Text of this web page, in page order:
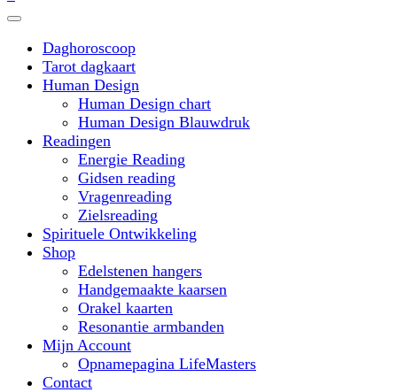
Daghoroscoop
Tarot dagkaart
Human Design
Human Design chart
Human Design Blauwdruk
Readingen
Energie Reading
Gidsen reading
Vragenreading
Zielsreading
Spirituele Ontwikkeling
Shop
Edelstenen hangers
Handgemaakte kaarsen
Orakel kaarten
Resonantie armbanden
Mijn Account
Opnamepagina LifeMasters
Contact